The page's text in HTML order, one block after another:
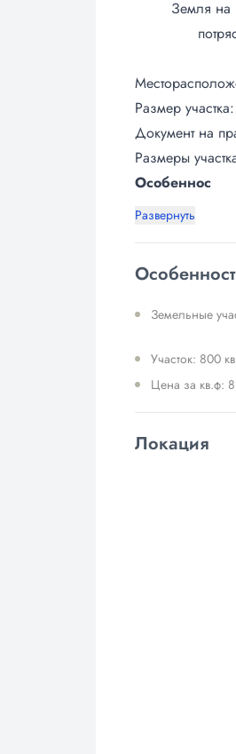
Земля на
Размер
Документ на
Размеры
Особеннос
Развернуть
Земельные
Участок: 800
Цена за кв.ф:
Локация